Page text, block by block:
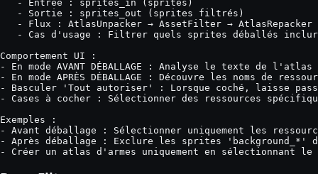
   - Entrée : sprites_in (sprites)
   - Sortie : sprites_out (sprites filtrés)
   - Flux : AtlasUnpacker → AssetFilter → AtlasRepacker
- Cas d'usage : Filtrer quels sprites déballés
Comportement UI :
- En mode AVANT DÉBALLAGE : Analyse le texte de
- En mode APRÈS DÉBALLAGE : Découvre les noms de
- Basculer 'Tout autoriser' : Lorsque coché, laisse
- Cases à cocher : Sélectionner des ressources
Exemples :
- Avant déballage : Sélectionner uniquement les
- Après déballage : Exclure les sprites
- Créer un atlas d'armes uniquement en sélectionnant le